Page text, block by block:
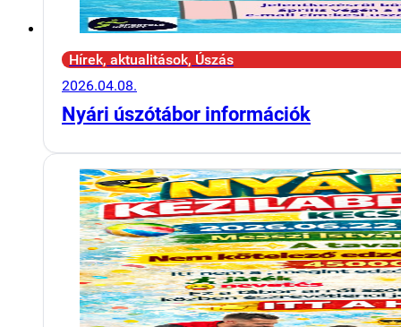
Hírek, aktualitások, Úszás
2026.04.08.
Nyári úszótábor információk